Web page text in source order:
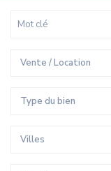
Vente / Location
Type du bien
Villes